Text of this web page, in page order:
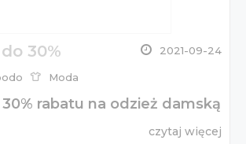
30% 2021-09-24
Moda
rabatu na odzież damską
czytaj więcej